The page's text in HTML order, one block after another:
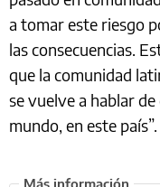
a tomar este riesgo
las consecuencias.
que la comunidad
se vuelve a hablar
mundo, en este país”.